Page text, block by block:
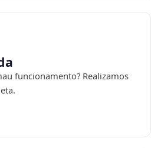
funcionamento? Realizamos